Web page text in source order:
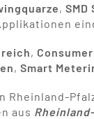
,
,
,Smart
Rheinland-
aus